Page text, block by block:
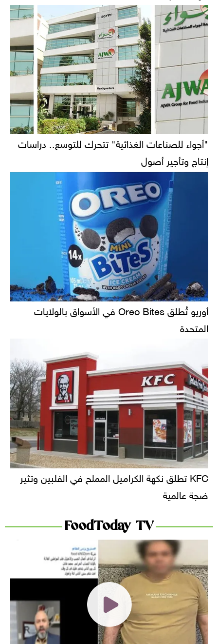
"أجواء للصناعات الغذائية" تتحرك للتوسع.. دراسات
إنتاج وتأجير أصول
أوريو تُطلق Oreo Bites في الأسواق بالولايات
المتحدة
KFC تطلق نكهة الكراميل المملح في الفلبين وتثير
ضجة عالمية
FoodToday TV